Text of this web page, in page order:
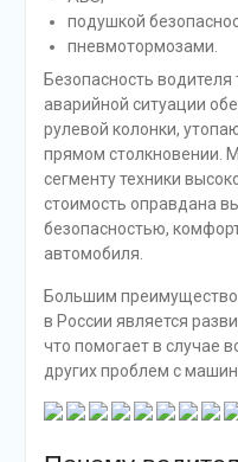
подушкой
пневмотормозами.
Безопасность
аварийной ситуации
рулевой колонки,
прямом столкновении.
сегменту техники
стоимость оправдана
безопасностью,
автомобиля.
Большим
в России является
что помогает в случае
других проблем с